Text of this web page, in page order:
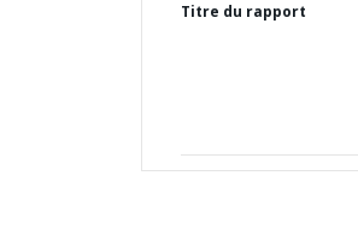
Titre du rapport